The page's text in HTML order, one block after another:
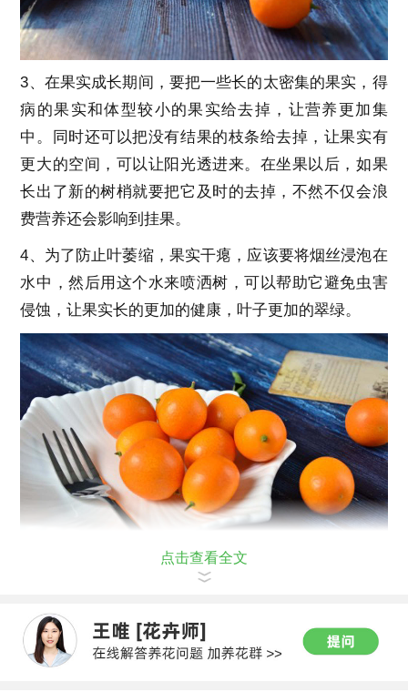
3、在果实成长期间，要把一些长的太密集的果实，得
病的果实和体型较小的果实给去掉，让营养更加集
中。同时还可以把没有结果的枝条给去掉，让果实有
更大的空间，可以让阳光透进来。在坐果以后，如果
长出了新的树梢就要把它及时的去掉，不然不仅会浪
费营养还会影响到挂果。
4、为了防止叶萎缩，果实干瘪，应该要将烟丝浸泡在
水中，然后用这个水来喷洒树，可以帮助它避免虫害
侵蚀，让果实长的更加的健康，叶子更加的翠绿。
点击查看全文